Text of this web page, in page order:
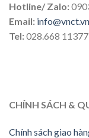
Hotline/ Zalo:
Email: info@vnct.vn
Tel:028.668 11377
CHÍNH SÁCH &
Chính sách giao